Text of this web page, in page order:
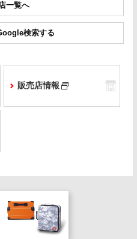
一覧へ
検索する
販売店情報